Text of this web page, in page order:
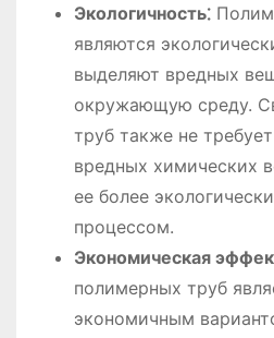
Экологичность⁚
являются
выделяют вредных
окружающую среду.
труб также не
вредных химических
ее более
процессом.
Экономическая
полимерных труб
экономичным